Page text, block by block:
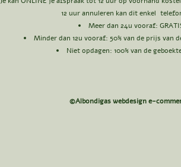
12 uur annuleren kan dit enkel
Meer dan 24u vooraf:
Minder dan 12u vooraf: 50% van de prijs van
Niet opdagen: 100% van de
©Albondigas webdesign e-